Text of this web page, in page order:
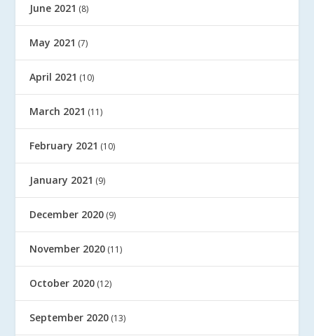
June 2021 (8)
May 2021 (7)
April 2021 (10)
March 2021 (11)
February 2021 (10)
January 2021 (9)
December 2020 (9)
November 2020 (11)
October 2020 (12)
September 2020 (13)